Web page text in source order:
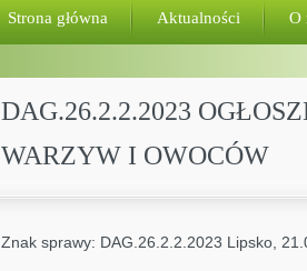
Strona główna Aktualności O
DAG.26.2.2.2023
WARZYW I OWOCÓW
Znak sprawy: DAG.26.2.2.2023 Lipsko,